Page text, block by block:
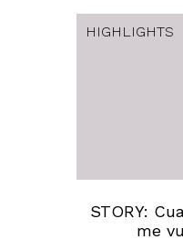
HIGHLIGHTS
STORY:
me